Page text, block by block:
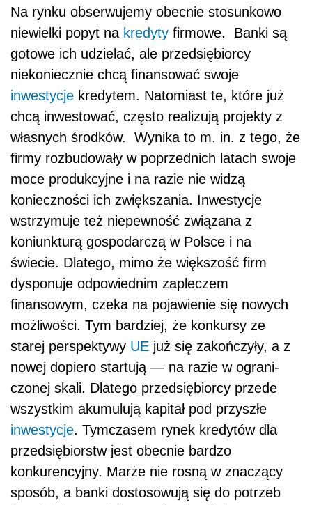
Na rynku obserwujemy obecnie stosunkowo
niewielki popyt na kredyty firmowe. Banki są
gotowe ich udzielać, ale przedsiębiorcy
niekoniecznie chcą finansować swoje
inwestycje kredytem. Natomiast te, które już
chcą inwestować, często realizują projekty z
własnych środków. Wynika to m. in. z tego, że
firmy rozbudowały w poprzednich latach swoje
moce produkcyjne i na razie nie widzą
konieczności ich zwiększania. Inwestycje
wstrzymuje też niepewność związana z
koniunkturą gospodarczą w Polsce i na
świecie. Dlatego, mimo że większość firm
dysponuje odpowiednim zaple­czem
finansowym, czeka na poja­wienie się nowych
możliwości. Tym bardziej, że konkursy ze
starej perspektywy UE już się zakończyły, a z
nowej dopiero startują — na razie w ograni­
czonej skali. Dlatego przedsiębiorcy przede
wszystkim akumulują kapitał pod przy­szłe
inwestycje. Tymczasem rynek kredytów dla
przedsiębiorstw jest obecnie bardzo
konkurencyjny. Marże nie rosną w znaczący
sposób, a banki dostosowują się do potrzeb